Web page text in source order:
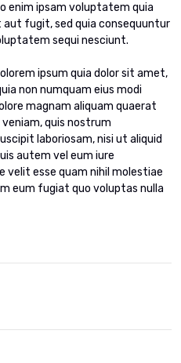
enim ipsam voluptatem quia
fugit, sed quia consequuntur
sequi nesciunt.
ipsum quia dolor sit amet,
non numquam eius modi
magnam aliquam quaerat
quis nostrum
laboriosam, nisi ut aliquid
autem vel eum iure
velit esse quam nihil molestiae
eum fugiat quo voluptas nulla